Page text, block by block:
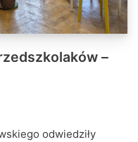
–
odwiedziły